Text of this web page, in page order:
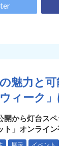
魅力と
ウィーク
から灯台スペ
ト」オンライ